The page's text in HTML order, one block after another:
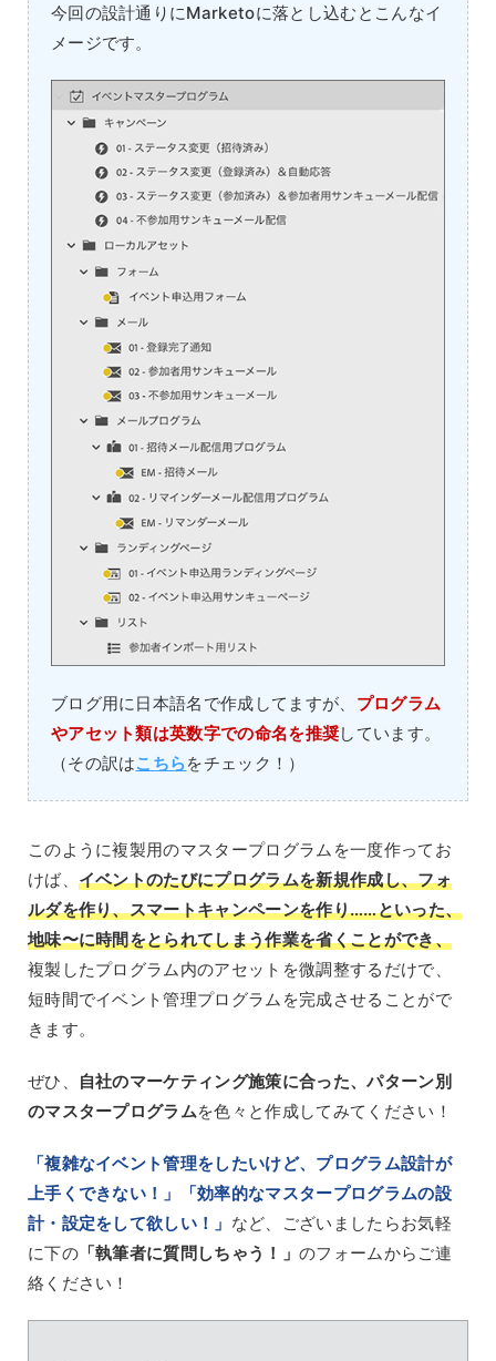
今回の設計通りにMarketoに落とし込むとこんなイ
メージです。
ブログ用に日本語名で作成してますが、 プログラム
やアセット類は英数字での命名を推奨しています。
（その訳はこちらをチェック！）
このように複製用のマスタープログラムを一度作ってお
けば、 イベントのたびにプログラムを新規作成し、フォ
ルダを作り、スマートキャンペーンを作り……といった、
地味〜に時間をとられてしまう作業を省くことができ、
複製したプログラム内のアセットを微調整するだけで、
短時間でイベント管理プログラムを完成させることがで
きます。
ぜひ、
自社のマーケティング施策に合った、パターン別
のマスタープログラムを色々と作成してみてください！
「複雑なイベント管理をしたいけど、プログラム設計が
上手くできない！」「効率的なマスタープログラムの設
計・設定をして欲しい！」 など、ございましたらお気軽
に下の「執筆者に質問しちゃう！」のフォームからご連
絡ください！